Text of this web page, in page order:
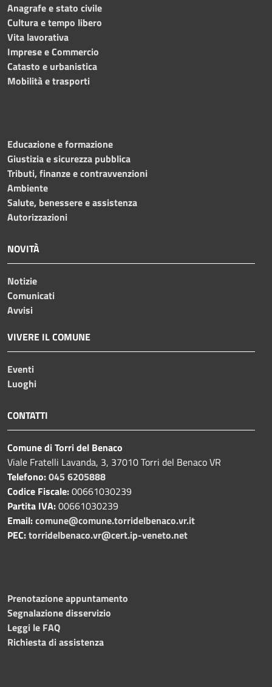
Anagrafe e stato civile
Cultura e tempo libero
Vita lavorativa
Imprese e Commercio
Catasto e urbanistica
Mobilità e trasporti
Educazione e formazione
Giustizia e sicurezza pubblica
Tributi, finanze e contravvenzioni
Ambiente
Salute, benessere e assistenza
Autorizzazioni
NOVITÀ
Notizie
Comunicati
Avvisi
VIVERE IL COMUNE
Eventi
Luoghi
CONTATTI
Comune di Torri del Benaco
Viale Fratelli Lavanda, 3, 37010 Torri del Benaco VR
Telefono:045 6205888
Codice Fiscale:00661030239
Partita IVA:00661030239
Email:comune@comune.torridelbenaco.vr.it
PEC:torridelbenaco.vr@cert.ip-veneto.net
Prenotazione appuntamento
Segnalazione disservizio
Leggi le FAQ
Richiesta di assistenza